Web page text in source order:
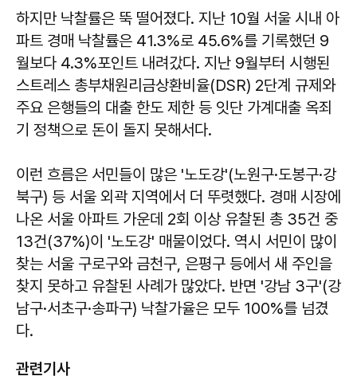
하지만 낙찰률은 뚝 떨어졌다. 지난 10월 서울 시내 아
파트 경매 낙찰률은 41.3%로 45.6%를 기록했던 9
월보다 4.3%포인트 내려갔다. 지난 9월부터 시행된
스트레스 총부채원리금상환비율(DSR) 2단계 규제와
주요 은행들의 대출 한도 제한 등 잇단 가계대출 옥죄
기 정책으로 돈이 돌지 못해서다.
이런 흐름은 서민들이 많은 '노도강'(노원구·도봉구·강
북구) 등 서울 외곽 지역에서 더 뚜렷했다. 경매 시장에
나온 서울 아파트 가운데 2회 이상 유찰된 총 35건 중
13건(37%)이 '노도강' 매물이었다. 역시 서민이 많이
찾는 서울 구로구와 금천구, 은평구 등에서 새 주인을
찾지 못하고 유찰된 사례가 많았다. 반면 '강남 3구'(강
남구·서초구·송파구) 낙찰가율은 모두 100%를 넘겼
다.
관련기사